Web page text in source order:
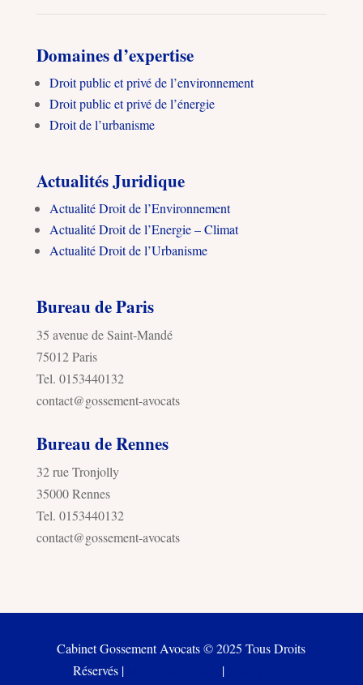
Domaines d’expertise
Droit public et privé de l’environnement
Droit public et privé de l’énergie
Droit de l’urbanisme
Actualités Juridique
Actualité Droit de l’Environnement
Actualité Droit de l’Energie – Climat
Actualité Droit de l’Urbanisme
Bureau de Paris
35 avenue de Saint-Mandé
75012 Paris
Tel. 0153440132
contact@gossement-avocats
Bureau de Rennes
32 rue Tronjolly
35000 Rennes
Tel. 0153440132
contact@gossement-avocats
Cabinet Gossement Avocats © 2025 Tous Droits
Réservés |
|